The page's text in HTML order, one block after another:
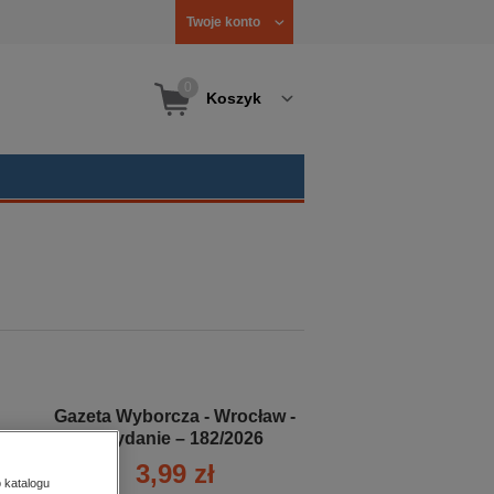
Twoje konto
Koszyk
Gazeta Wyborcza - Wrocław -
e-wydanie – 182/2026
3,99 zł
katalogu